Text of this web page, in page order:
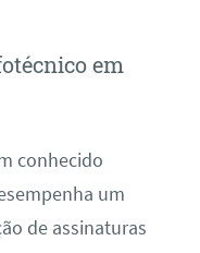
em
conhecido
um
de assinaturas